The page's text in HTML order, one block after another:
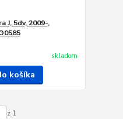
J, 5dv, 2009-,
skladom
košíka
z 1